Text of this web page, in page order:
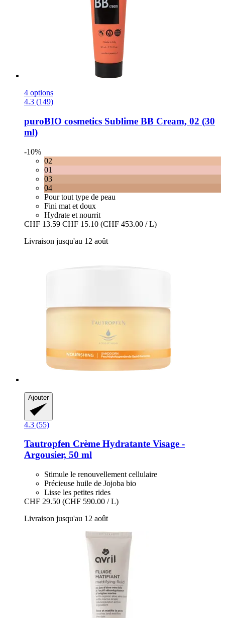
4 options
4.3 (149)
puroBIO cosmetics Sublime BB Cream, 02 (30
ml)
-10%
02
01
03
04
Pour tout type de peau
Fini mat et doux
Hydrate et nourrit
CHF 13.59 CHF 15.10 (CHF 453.00 / L)
Livraison jusqu'au 12 août
Ajouter
4.3 (55)
Tautropfen Crème Hydratante Visage -​
Argousier, 50 ml
Stimule le renouvellement cellulaire
Précieuse huile de Jojoba bio
Lisse les petites rides
CHF 29.50 (CHF 590.00 / L)
Livraison jusqu'au 12 août